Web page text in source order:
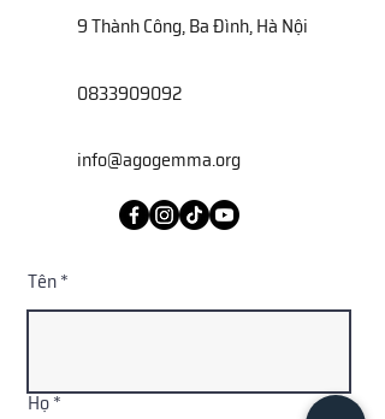
9 Thành Công, Ba Đình, Hà Nội
0833909092
info@agogemma.org
Tên
Họ